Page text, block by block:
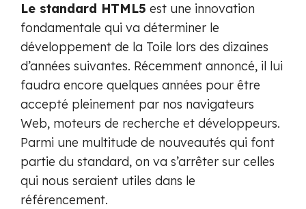
Le standard HTML5 est une innovation
fondamentale qui va déterminer le
développement de la Toile lors des dizaines
d’années suivantes. Récemment annoncé, il lui
faudra encore quelques années pour être
accepté pleinement par nos navigateurs
Web, moteurs de recherche et développeurs.
Parmi une multitude de nouveautés qui font
partie du standard, on va s’arrêter sur celles
qui nous seraient utiles dans le
référencement.